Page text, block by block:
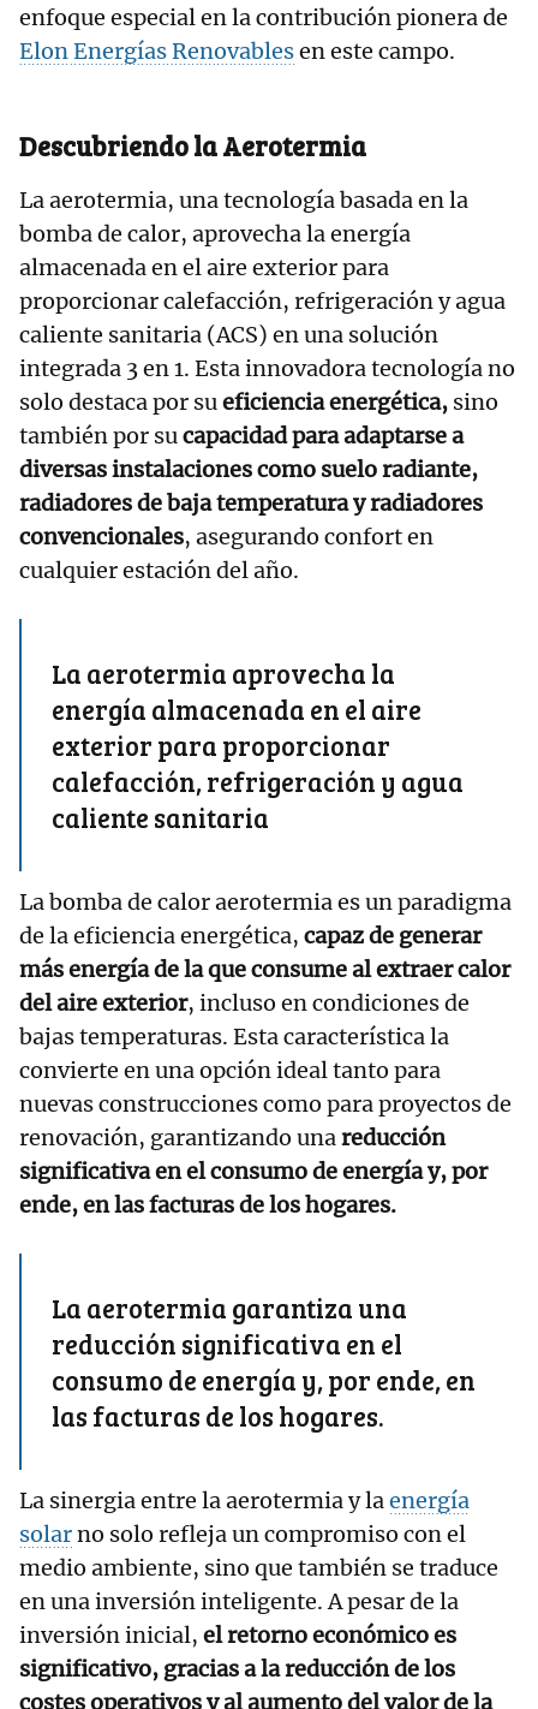
enfoque especial en la contribución pionera de
Elon Energías Renovablesen este campo.
Descubriendo la Aerotermia
La aerotermia, una tecnología basada en la
bomba de calor, aprovecha la energía
almacenada en el aire exterior para
proporcionar calefacción, refrigeración y agua
caliente sanitaria (ACS) en una solución
integrada 3 en 1. Esta innovadora tecnología no
solo destaca por sueficiencia energética, sino
también por sucapacidad para adaptarse a
diversas instalaciones como suelo radiante,
radiadores de baja temperatura y radiadores
convencionales, asegurando confort en
cualquier estación del año.
La aerotermia aprovecha la
energía almacenada en el aire
exterior para proporcionar
calefacción, refrigeración y agua
caliente sanitaria
La bomba de calor aerotermia es un paradigma
de la eficiencia energética, capaz de generar
más energía de la que consume al extraer calor
del aire exterior, incluso en condiciones de
bajas temperaturas. Esta característica la
convierte en una opción ideal tanto para
nuevas construcciones como para proyectos de
renovación, garantizando unareducción
significativa en el consumo de energía y, por
ende, en las facturas de los hogares.
La aerotermia garantiza una
reducción significativa en el
consumo de energía y, por ende, en
las facturas de los hogares.
La sinergia entre la aerotermia y laenergía
solarno solo refleja un compromiso con el
medio ambiente, sino que también se traduce
en una inversión inteligente. A pesar de la
inversión inicial, el retorno económico es
significativo, gracias a la reducción de los
costes operativos y al aumento del valor de la